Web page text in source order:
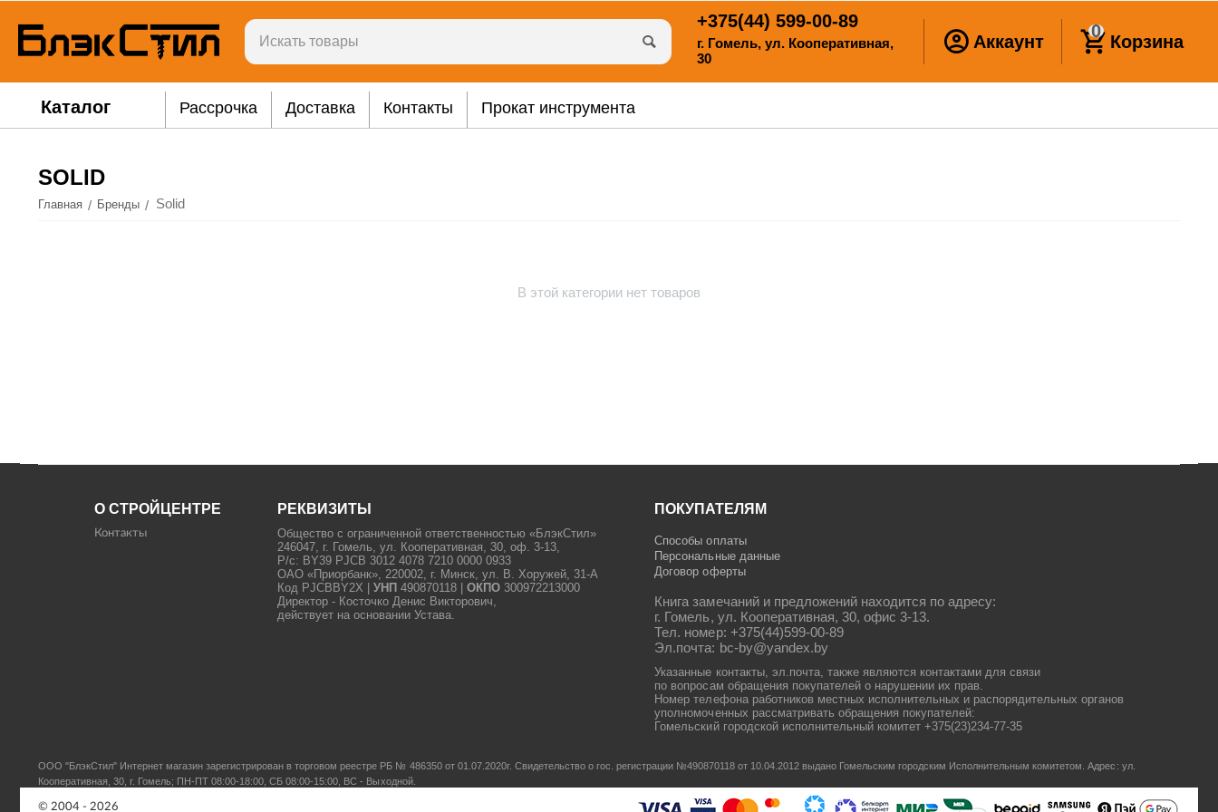
+375(44) 599-00-89
г. Гомель, ул. Кооперативная,
30
Аккаунт
0
Корзина
Каталог Рассрочка Доставка Контакты Прокат инструмента
SOLID
Главная / Бренды / Solid
В этой категории нет товаров
О СТРОЙЦЕНТРЕ
Контакты
РЕКВИЗИТЫ
Общество с ограниченной ответственностью «БлэкСтил»
246047, г. Гомель, ул. Кооперативная, 30, оф. 3-13,
Р/с: BY39 PJCB 3012 4078 7210 0000 0933
ОАО «Приорбанк», 220002, г. Минск, ул. В. Хоружей, 31-А
Код PJCBBY2X |УНП 490870118 |ОКПО 300972213000
Директор - Косточко Денис Викторович,
действует на основании Устава.
ПОКУПАТЕЛЯМ
Способы оплаты
Персональные данные
Договор оферты
Книга замечаний и предложений находится по адресу:
г. Гомель, ул. Кооперативная, 30, офис 3-13.
Тел. номер: +375(44)599-00-89
Эл.почта: bc-by@yandex.by
Указанные контакты, эл.почта, также являются контактами для связи
по вопросам обращения покупателей о нарушении их прав.
Номер телефона работников местных исполнительных и распорядительных органов
уполномоченных рассматривать обращения покупателей:
Гомельский городской исполнительный комитет +375(23)234-77-35
ООО "БлэкСтил" Интернет магазин зарегистрирован в торговом реестре РБ № 486350 от 01.07.2020г. Свидетельство о гос. регистрации №490870118 от 10.04.2012 выдано Гомельским городским Исполнительным комитетом.Адрес: ул.
Кооперативная, 30, г. Гомель; ПН-ПТ 08:00-18:00, СБ 08:00-15:00, ВС - Выходной.
© 2004 - 2026